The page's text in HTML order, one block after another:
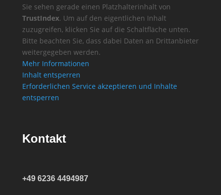
Sie sehen gerade einen Platzhalterinhalt von
TrustIndex. Um auf den eigentlichen Inhalt
zuzugreifen, klicken Sie auf die Schaltfläche unten.
Bitte beachten Sie, dass dabei Daten an Drittanbieter
weitergegeben werden.
Mehr Informationen
Inhalt entsperren
Erforderlichen Service akzeptieren und Inhalte
entsperren
Kontakt
+49 6236 4494987